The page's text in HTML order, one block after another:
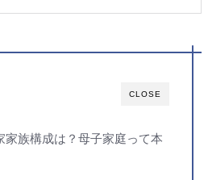
CLOSE
家族構成は？母子家庭って本